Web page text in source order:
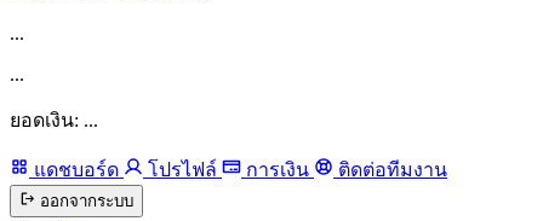
...
...
ยอดเงิน: ...
แดชบอร์ด โปรไฟล์ การเงิน ติดต่อทีมงาน
ออกจากระบบ